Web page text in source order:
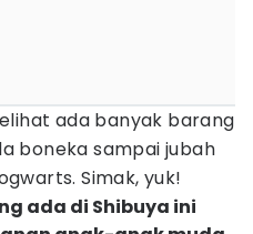
ada banyak barang
boneka sampai jubah
Simak, yuk!
ada di Shibuya ini